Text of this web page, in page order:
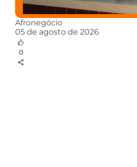
Afronegócio
05 de agosto de 2026
0